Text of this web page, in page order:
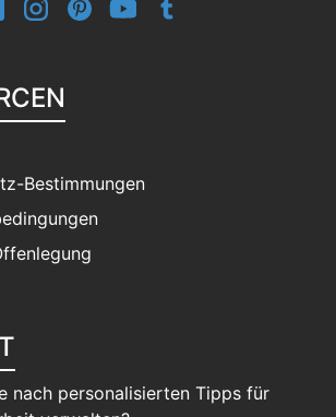
Bestimmungen
nach personalisierten Tipps für